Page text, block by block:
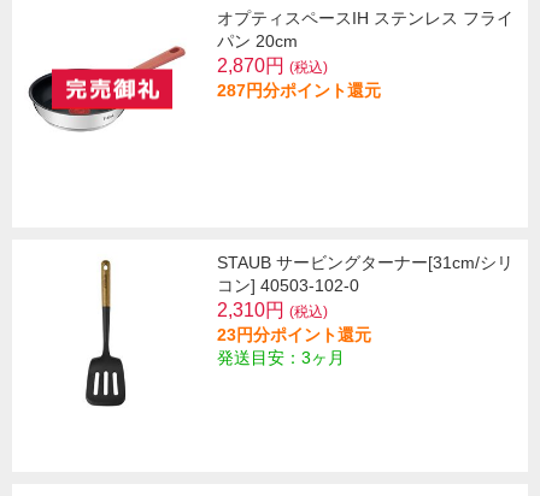
オプティスペースIH ステンレス フライ
パン 20cm
2,870円 (税込)
287円分ポイント還元
STAUB サービングターナー[31cm/シリ
コン] 40503-102-0
2,310円 (税込)
23円分ポイント還元
発送目安：3ヶ月